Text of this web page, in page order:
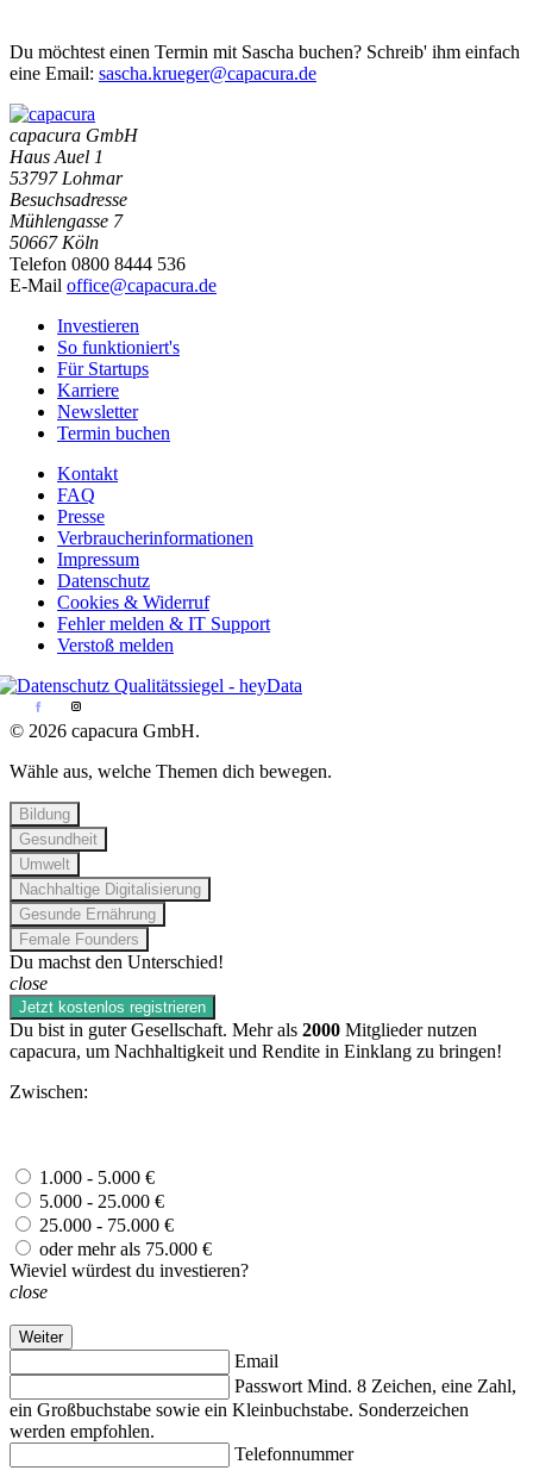
Du möchtest einen Termin mit Sascha buchen? Schreib' ihm einfach
eine Email: sascha.krueger@capacura.de
capacura GmbH
Haus Auel 1
53797 Lohmar
Besuchsadresse
Mühlengasse 7
50667 Köln
Telefon 0800 8444 536
E-Mail office@capacura.de
Investieren
So funktioniert's
Für Startups
Karriere
Newsletter
Termin buchen
Kontakt
FAQ
Presse
Verbraucherinformationen
Impressum
Datenschutz
Cookies & Widerruf
Fehler melden & IT Support
Verstoß melden
© 2026 capacura GmbH.
Wähle aus, welche Themen dich bewegen.
Bildung
Gesundheit
Umwelt
Nachhaltige Digitalisierung
Gesunde Ernährung
Female Founders
Du machst den Unterschied!
close
Jetzt kostenlos registrieren
Du bist in guter Gesellschaft. Mehr als 2000 Mitglieder nutzen
capacura, um Nachhaltigkeit und Rendite in Einklang zu bringen!
Zwischen:
1.000 - 5.000 €
5.000 - 25.000 €
25.000 - 75.000 €
oder mehr als 75.000 €
Wieviel würdest du investieren?
close
Weiter
Email
Passwort Mind. 8 Zeichen, eine Zahl,
ein Großbuchstabe sowie ein Kleinbuchstabe. Sonderzeichen
werden empfohlen.
Telefonnummer